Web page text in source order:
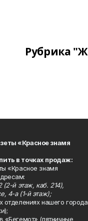
Рубрика
«Красное знамя
в точках продаж:
«Красное знамя
(2-й этаж, каб. 214),
4-а (1-й этаж);
отделениях нашего города
«Бегемот» (пятничные